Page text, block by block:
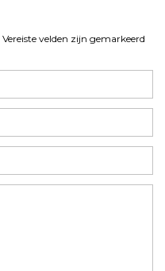
Vereiste velden zijn gemarkeerd